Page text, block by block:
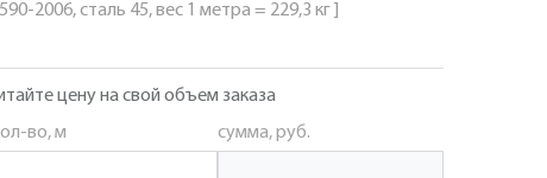
2006, сталь 45, вес 1 метра = 229,3 кг ]
цену на свой объем заказа
во, м сумма, руб.